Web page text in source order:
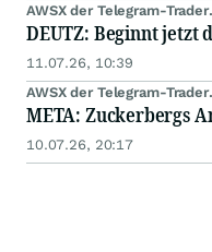
AWSX der Telegram-
DEUTZ: Beginnt jetzt
11.07.26, 10:39
AWSX der Telegram-
META: Zuckerbergs
10.07.26, 20:17